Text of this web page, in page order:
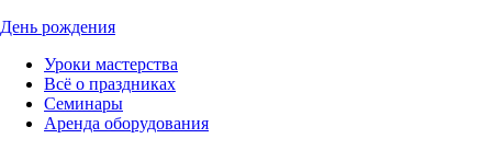
День рождения
Уроки мастерства
Всё о праздниках
Семинары
Аренда оборудования